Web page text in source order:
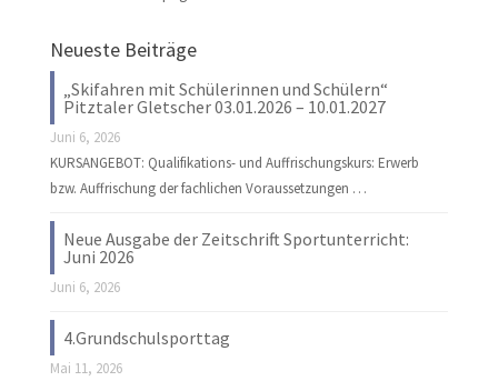
Neueste Beiträge
„Skifahren mit Schülerinnen und Schülern“
Pitztaler Gletscher 03.01.2026 – 10.01.2027
Juni 6, 2026
KURSANGEBOT: Qualifikations- und Auffrischungskurs: Erwerb
bzw. Auffrischung der fachlichen Voraussetzungen …
Neue Ausgabe der Zeitschrift Sportunterricht:
Juni 2026
Juni 6, 2026
4.Grundschulsporttag
Mai 11, 2026